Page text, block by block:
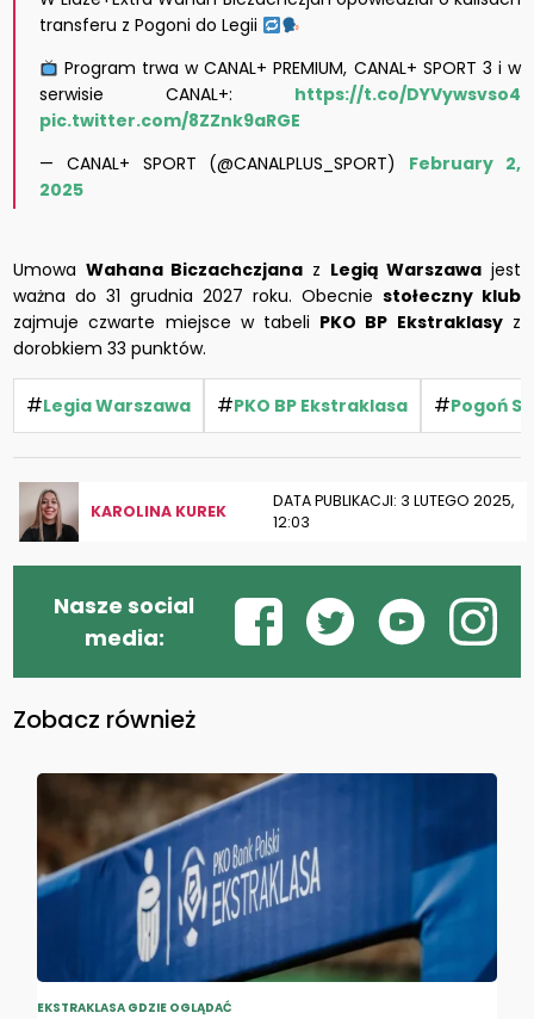
transferu z Pogoni do Legii
Program trwa w CANAL+ PREMIUM, CANAL+ SPORT 3 i w
serwisie CANAL+: https://t.co/DYVywsvso4
pic.twitter.com/8ZZnk9aRGE
— CANAL+ SPORT (@CANALPLUS_SPORT) February 2,
2025
Umowa Wahana Biczachczjana z Legią Warszawa jest
ważna do 31 grudnia 2027 roku. Obecnie stołeczny klub
zajmuje czwarte miejsce w tabeli PKO BP Ekstraklasyz
dorobkiem 33 punktów.
#Legia Warszawa #PKO BP Ekstraklasa #Pogoń
KAROLINA KUREK
DATA PUBLIKACJI: 3 LUTEGO 2025,
12:03
Nasze social
media:
Zobacz również
EKSTRAKLASA GDZIE OGLĄDAĆ